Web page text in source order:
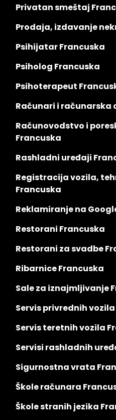
Privatan smeštaj
Prodaja, izdavanje
Psihijatar Francuska
Psiholog Francuska
Psihoterapeut
Računari i računarska
Računovodstvo i
Francuska
Rashladni uređaji
Registracija vozila,
Francuska
Reklamiranje na
Restorani Francuska
Restorani za svadbe
Ribarnice Francuska
Sale za iznajmljivanje
Servis privrednih
Servis teretnih vozila
Servisi rashladnih
Sigurnostna vrata
Škole računara
Škole stranih jezika